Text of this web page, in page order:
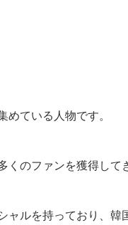
ている人物です。
のファンを獲得して
ャルを持っており、韓